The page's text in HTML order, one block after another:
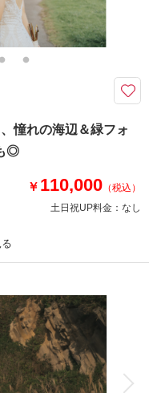
追加無料
人気スポットでの撮影
豊富な色打掛・着物
憧れの海辺＆緑フォ
◎
￥ 110,000 （税込）
土日祝UP料金： なし
新郎衣装1着
小物一式
ト 台紙付写真
挙式